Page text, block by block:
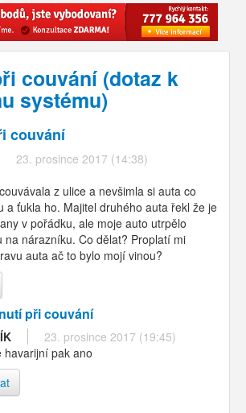
couvání (dotaz k
systému)
couvání
23. prosince 2017 (14:38)
z ulice a nevšimla si auta co
a ťukla ho. Majitel druhého auta řekl že je
v pořádku, ale moje auto utrpělo
na nárazníku. Co dělat? Proplatí mi
auta ač to bylo mojí vinou?
při couvání
23. prosince 2017 (19:45)
havarijní pak ano